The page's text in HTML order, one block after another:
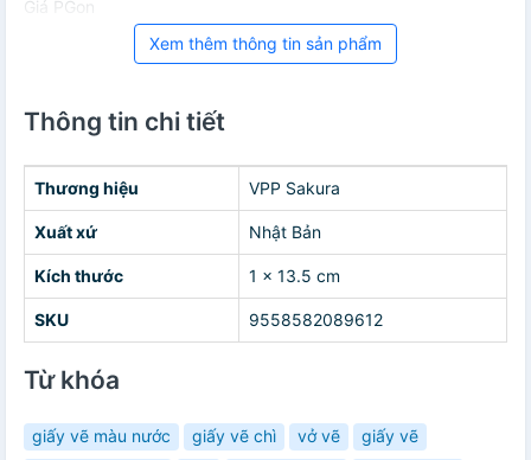
Giá PGon
Xem thêm thông tin sản phẩm
Thông tin chi tiết
Thương hiệu VPP Sakura
Xuất xứ Nhật Bản
Kích thước 1 x 13.5 cm
SKU 9558582089612
Từ khóa
giấy vẽ màu nước giấy vẽ chì vở vẽ
giấy vẽ